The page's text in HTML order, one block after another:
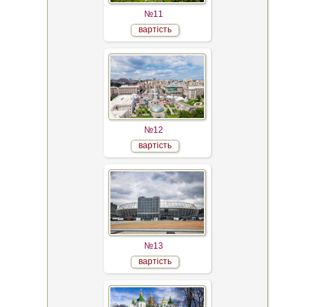
№11
вартість
№12
вартість
№13
вартість